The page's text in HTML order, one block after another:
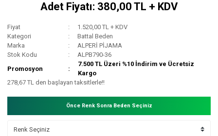
Adet Fiyatı: 380,00 TL + KDV
Fiyat
1.520,00 TL + KDV
Kategori
Battal Beden
Marka
ALPERİ PİJAMA
Stok Kodu
ALPB790-36
Promosyon
7.500 TL Üzeri %10 İndirim ve Ücretsiz
Kargo
278,67 TL den başlayan taksitlerle!!
Önce Renk Sonra Beden Seçiniz